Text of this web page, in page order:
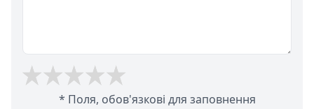
* Поля, обов'язкові для заповнення